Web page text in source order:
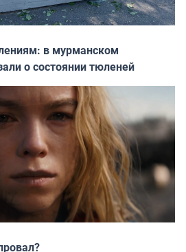
в мурманском
о состоянии тюленей